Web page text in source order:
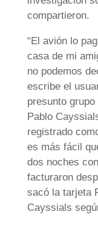
compartieron.
“El avión lo
casa de mi
no podemos
escribe el
presunto
Pablo
registrado
es más fácil
dos noches
facturaron
sacó la tarjeta
Cayssials